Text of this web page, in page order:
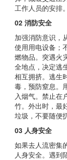
工作人员的安排。
02 消防安全
加强消防意识，
使用用电设备；
燃物品。突遇火
全地点，决定逃
相互拥挤。逃生
毒，预防窒息。
入烟气。禁止在
竹。外出时，最
垃圾，不要随便
03 人身安全
如果去人流密集
人身安全。遇到